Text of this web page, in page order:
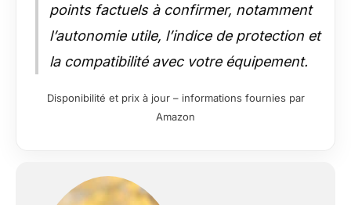
points factuels à confirmer, notamment
l’autonomie utile, l’indice de protection et
la compatibilité avec votre équipement.
Disponibilité et prix à jour – informations fournies par
Amazon